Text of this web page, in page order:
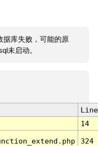
据库失败，可能的原
未启动。
Line
14
324